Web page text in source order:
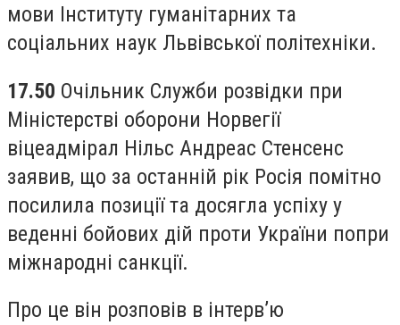
мови Інституту гуманітарних та
соціальних наук Львівської політехніки.
17.50 Очільник Служби розвідки при
Міністерстві оборони Норвегії
віцеадмірал Нільс Андреас Стенсенс
заявив, що за останній рік Росія помітно
посилила позиції та досягла успіху у
веденні бойових дій проти України попри
міжнародні санкції.
Про це він розповів в інтерв’ю